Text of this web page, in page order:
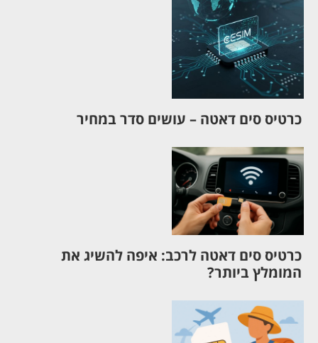
כרטיס סים דאטה – עושים סדר במחיר
כרטיס סים דאטה לרכב: איפה להשיג את
המומלץ ביותר?